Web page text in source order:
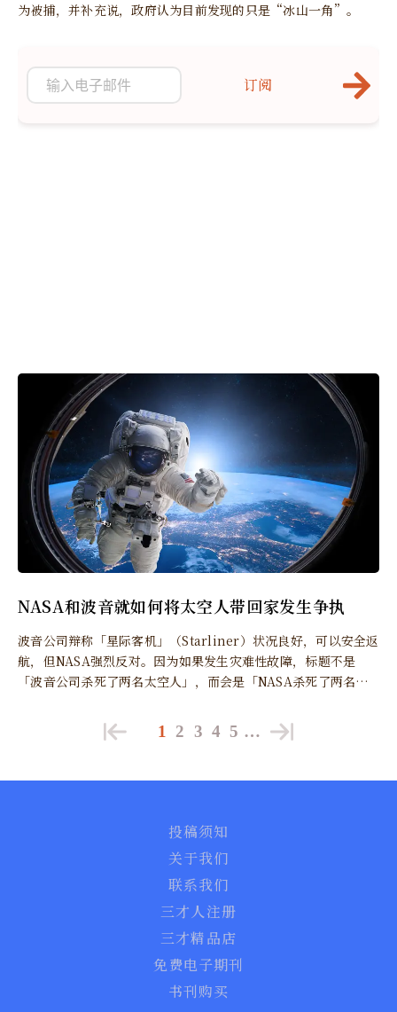
为被捕，并补充说，政府认为目前发现的只是“冰山一角”。
NASA和波音就如何将太空人带回家发生争执
波音公司辩称「星际客机」（Starliner）状况良好，可以安全返
航，但NASA强烈反对。因为如果发生灾难性故障，标题不是
「波音公司杀死了两名太空人」，而会是「NASA杀死了两名太
订阅
1 2 3 4 5 …
投稿须知
关于我们
联系我们
三才人注册
三才精品店
免费电子期刊
书刊购买